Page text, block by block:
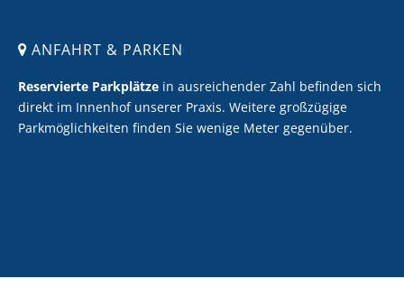
ANFAHRT & PARKEN
Reservierte Parkplätze in ausreichender Zahl befinden sich
direkt im Innenhof unserer Praxis. Weitere großzügige
Parkmöglichkeiten finden Sie wenige Meter gegenüber.